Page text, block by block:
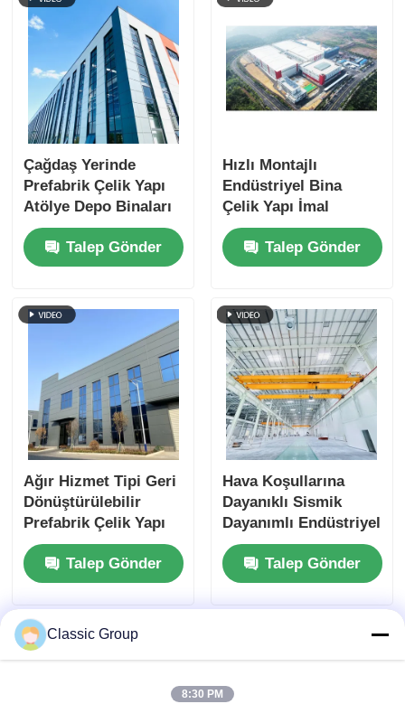
Çağdaş Yerinde
Prefabrik Çelik Yapı
Atölye Depo Binaları
Talep Gönder
Hızlı Montajlı
Endüstriyel Bina
Çelik Yapı İmal
Edilmiş Baraka Özel
Talep Gönder
Ağır Hizmet Tipi Geri
Dönüştürülebilir
Prefabrik Çelik Yapı
İmalatı Depreme
DayanıklıTalep Gönder
Hava Koşullarına
Dayanıklı Sismik
Dayanımlı Endüstriyel
Çelik Yapı Depo
Portal Çerçeve
Baraka
Talep Gönder
Classic Group
8:30 PM